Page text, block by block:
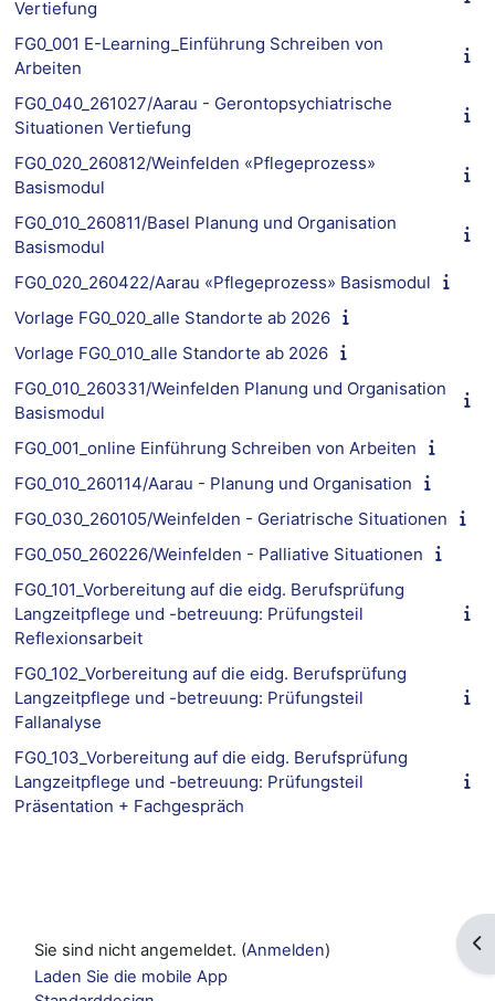
Vertiefung
FG0_001 E-Learning_Einführung Schreiben von
Arbeiten
FG0_040_261027/Aarau - Gerontopsychiatrische
Situationen Vertiefung
FG0_020_260812/Weinfelden «Pflegeprozess»
Basismodul
FG0_010_260811/Basel Planung und Organisation
Basismodul
FG0_020_260422/Aarau «Pflegeprozess» Basismodul
Vorlage FG0_020_alle Standorte ab 2026
Vorlage FG0_010_alle Standorte ab 2026
FG0_010_260331/Weinfelden Planung und Organisation
Basismodul
FG0_001_online Einführung Schreiben von Arbeiten
FG0_010_260114/Aarau - Planung und Organisation
FG0_030_260105/Weinfelden - Geriatrische Situationen
FG0_050_260226/Weinfelden - Palliative Situationen
FG0_101_Vorbereitung auf die eidg. Berufsprüfung
Langzeitpflege und -betreuung: Prüfungsteil
Reflexionsarbeit
FG0_102_Vorbereitung auf die eidg. Berufsprüfung
Langzeitpflege und -betreuung: Prüfungsteil
Fallanalyse
FG0_103_Vorbereitung auf die eidg. Berufsprüfung
Langzeitpflege und -betreuung: Prüfungsteil
Präsentation + Fachgespräch
Sie sind nicht angemeldet. (Anmelden)
Laden Sie die mobile App